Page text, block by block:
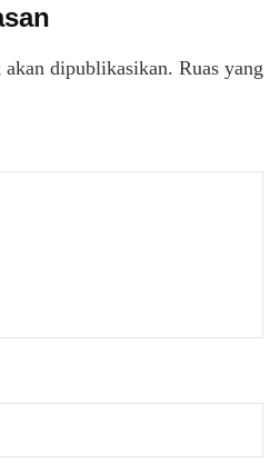
dipublikasikan. Ruas yang